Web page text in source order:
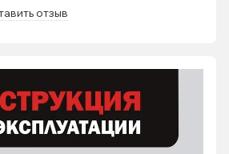
отзыв